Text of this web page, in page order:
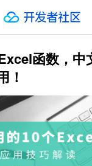
函数，中
！